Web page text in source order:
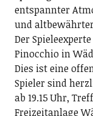
entspannter
und
Der
Pinocchio in
Dies ist eine
Spieler sind
ab 19.15 Uhr,
Freizeitanlage